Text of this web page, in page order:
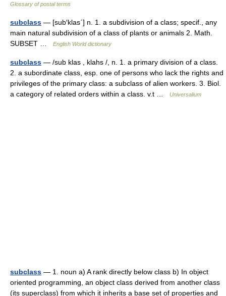
Glossary of postal terms
subclass — [sub′klas΄] n. 1. a subdivision of a class; specif., any
main natural subdivision of a class of plants or animals 2. Math.
SUBSET …
English World dictionary
subclass — /sub klas , klahs /, n. 1. a primary division of a class.
2. a subordinate class, esp. one of persons who lack the rights and
privileges of the primary class: a subclass of alien workers. 3. Biol.
a category of related orders within a class. v.t …
Universalium
subclass — 1. noun a) A rank directly below class b) In object
oriented programming, an object class derived from another class
(its superclass) from which it inherits a base set of properties and